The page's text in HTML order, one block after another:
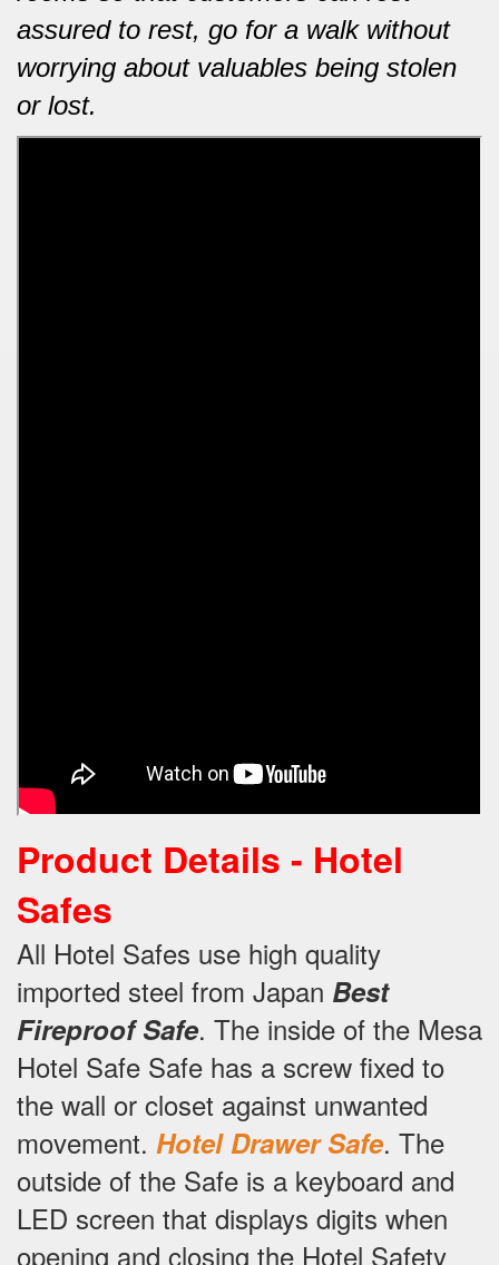
assured to rest, go for a walk without
worrying about valuables being stolen
or lost.
Product Details - Hotel
Safes
All Hotel Safes use high quality
imported steel from Japan Best
Fireproof Safe. The inside of the Mesa
Hotel Safe Safe has a screw fixed to
the wall or closet against unwanted
movement. Hotel Drawer Safe. The
outside of the Safe is a keyboard and
LED screen that displays digits when
opening and closing the Hotel Safety